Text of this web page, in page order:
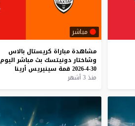
مباشر
مشاهدة مباراة كريستال بالاس
وشاختار دونيتسك بث مباشر اليوم
30-4-2026
قمة سينيريس أرينا
منذ 3 أشهر